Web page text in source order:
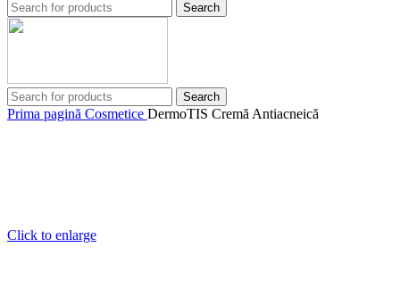
Search
Search
Prima pagină Cosmetice DermoTIS Cremă Antiacneică
Click to enlarge